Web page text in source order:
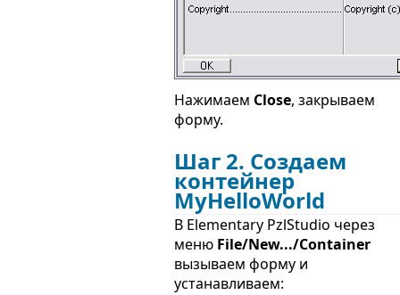
Нажимаем Close, закрываем
форму.
Шаг 2. Создаем
контейнер
MyHelloWorld
В Elementary PzlStudio через
меню File/New.../Container
вызываем форму и
устанавливаем: